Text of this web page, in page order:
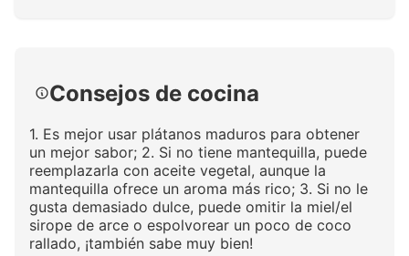
Consejos de cocina
1. Es mejor usar plátanos maduros para obtener
un mejor sabor; 2. Si no tiene mantequilla, puede
reemplazarla con aceite vegetal, aunque la
mantequilla ofrece un aroma más rico; 3. Si no le
gusta demasiado dulce, puede omitir la miel/el
sirope de arce o espolvorear un poco de coco
rallado, ¡también sabe muy bien!